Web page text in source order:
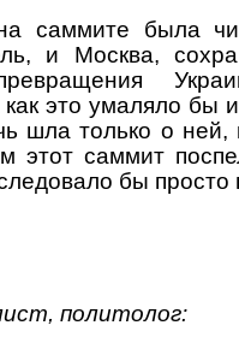
саммите была
и Москва,
это умаляло бы
шла только о ней,
этот саммит
бы просто
политолог: